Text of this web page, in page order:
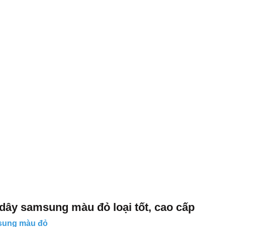
samsung màu đỏ loại tốt, cao cấp
màu đỏ